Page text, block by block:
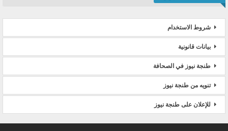
شروط الاستخدام
بيانات قانونية
طنجة نيوز في الصحافة
تنويه من طنجة نيوز
للإعلان على طنجة نيوز